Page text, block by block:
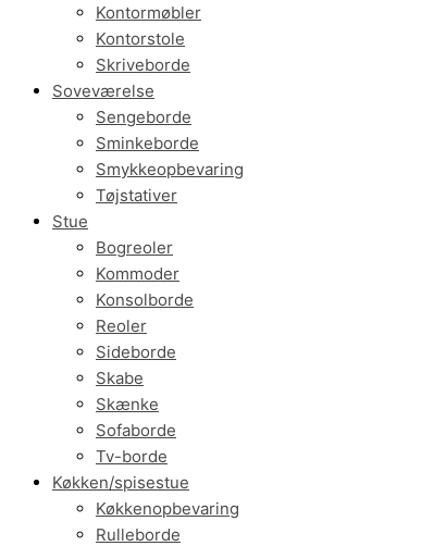
Kontormøbler
Kontorstole
Skriveborde
Soveværelse
Sengeborde
Sminkeborde
Smykkeopbevaring
Tøjstativer
Stue
Bogreoler
Kommoder
Konsolborde
Reoler
Sideborde
Skabe
Skænke
Sofaborde
Tv-borde
Køkken/spisestue
Køkkenopbevaring
Rulleborde